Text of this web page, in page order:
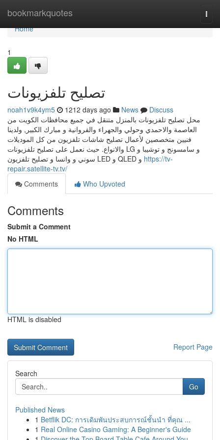
bookmarkquotes
Home
Home
1
تصليح تلفزيونات
noah1v9k4ym5 1212 days ago News
Discuss
محل تصليح تلفزيونات بالمنزل متنقل في جميع محافظات الكويت من
العاصمة والاحمدي وحولي والجهراء والفروانية و مبارك الكبير, ولدينا
فنيين متخصصين لأعمال تصليح شاشات تلفزيون من كل الموديلات
والانواع. حيث نعمل على تصليح تلفزيونات LG و سامسونج و توشيبا و
https://tv-
repair.satellite-tv.tv/
Comments
Who Upvoted
Comments
Submit a Comment
No HTML
HTML is disabled
Report Page
Search
Go
Published News
1 Betflik DC: การเดิมพันประสบการณ์ชั้นนำ ที่คุณ ...
1 Real Online Casino Gaming: A Beginner's Guide